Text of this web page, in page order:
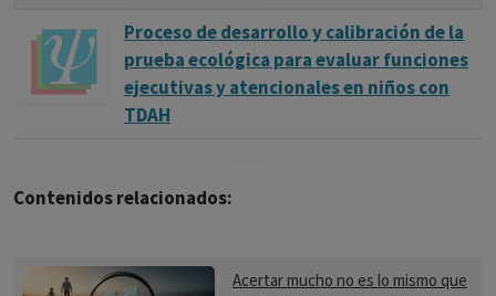
Proceso de desarrollo y calibración de la
prueba ecológica para evaluar funciones
ejecutivas y atencionales en niños con
TDAH
Contenidos relacionados:
Acertar mucho no es lo mismo que